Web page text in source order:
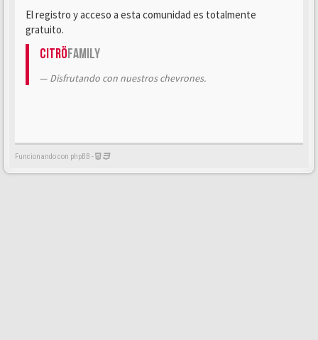
El registro y acceso a esta comunidad es totalmente
gratuito.
CitröFamily
Disfrutando con nuestros chevrones.
Funcionando con phpBB -